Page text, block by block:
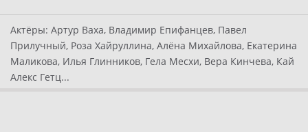
Актёры: Артур Ваха, Владимир Епифанцев, Павел
Прилучный, Роза Хайруллина, Алёна Михайлова, Екатерина
Маликова, Илья Глинников, Гела Месхи, Вера Кинчева, Кай
Алекс Гетц...